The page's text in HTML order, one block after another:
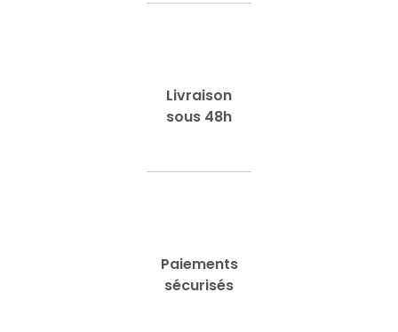
Livraison
sous 48h
Paiements
sécurisés